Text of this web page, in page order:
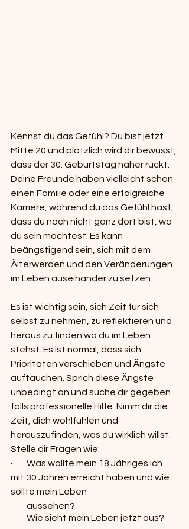
Kennst du das Gefühl? Du bist jetzt
Mitte 20 und plötzlich wird dir bewusst,
dass der 30. Geburtstag näher rückt.
Deine Freunde haben vielleicht schon
einen Familie oder eine erfolgreiche
Karriere, während du das Gefühl hast,
dass du noch nicht ganz dort bist, wo
du sein möchtest. Es kann
beängstigend sein, sich mit dem
Älterwerden und den Veränderungen
im Leben auseinander zu setzen.
Es ist wichtig sein, sich Zeit für sich
selbst zu nehmen, zu reflektieren und
heraus zu finden wo du im Leben
stehst. Es ist normal, dass sich
Prioritäten verschieben und Ängste
auftauchen. Sprich diese Ängste
unbedingt an und suche dir gegeben
falls professionelle Hilfe. Nimm dir die
Zeit, dich wohlfühlen und
herauszufinden, was du wirklich willst.
Stelle dir Fragen wie:
·        Was wollte mein 18 Jähriges ich
mit 30 Jahren erreicht haben und wie
sollte mein Leben
         aussehen?
·        Wie sieht mein Leben jetzt aus?